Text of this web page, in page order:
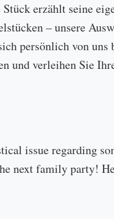
erzählt seine
– unsere
persönlich von uns
und verleihen Sie
issue regarding
next family party!